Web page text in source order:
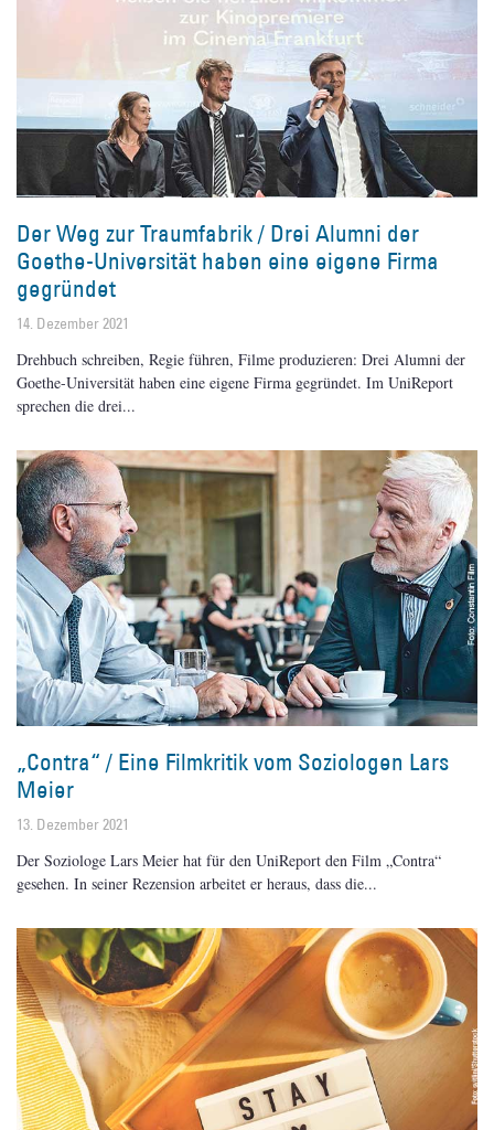
Der Weg zur Traumfabrik / Drei Alumni der
Goethe-Universität haben eine eigene Firma
gegründet
14. Dezember 2021
Drehbuch schreiben, Regie führen, Filme produzieren: Drei Alumni der
Goethe-Universität haben eine eigene Firma gegründet. Im UniReport
sprechen die drei
„Contra“ / Eine Filmkritik vom Soziologen Lars
Meier
13. Dezember 2021
Der Soziologe Lars Meier hat für den UniReport den Film „Contra“
gesehen. In seiner Rezension arbeitet er heraus, dass die